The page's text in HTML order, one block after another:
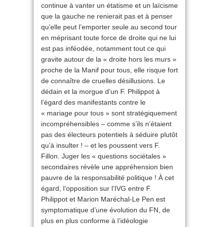
continue à vanter un étatisme et un laïcisme
que la gauche ne renierait pas et à penser
qu’elle peut l’emporter seule au second tour
en méprisant toute force de droite qui ne lui
est pas inféodée, notamment tout ce qui
gravite autour de la « droite hors les murs »
proche de la Manif pour tous, elle risque fort
de connaître de cruelles désillusions. Le
dédain et la morgue d’un F. Philippot à
l’égard des manifestants contre le
« mariage pour tous » sont stratégiquement
incompréhensibles – comme s’ils n’étaient
pas des électeurs potentiels à séduire plutôt
qu’à insulter ! – et les poussent vers F.
Fillon. Juger les « questions sociétales »
secondaires révèle une appréhension bien
pauvre de la responsabilité politique ! À cet
égard, l’opposition sur l’IVG entre F.
Philippot et Marion Maréchal-Le Pen est
symptomatique d’une évolution du FN, de
plus en plus conforme à l’idéologie